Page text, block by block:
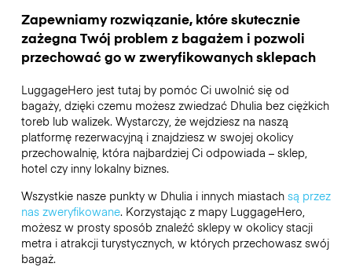
Zapewniamy rozwiązanie, które skutecznie
zażegna Twój problem z bagażem i pozwoli
przechować go w zweryfikowanych sklepach
LuggageHero jest tutaj by pomóc Ci uwolnić się od
bagaży, dzięki czemu możesz zwiedzać Dhulia bez ciężkich
toreb lub walizek. Wystarczy, że wejdziesz na naszą
platformę rezerwacyjną i znajdziesz w swojej okolicy
przechowalnię, która najbardziej Ci odpowiada – sklep,
hotel czy inny lokalny biznes.
Wszystkie nasze punkty w Dhulia i innych miastach są przez
nas zweryfikowane. Korzystając z mapy LuggageHero,
możesz w prosty sposób znaleźć sklepy w okolicy stacji
metra i atrakcji turystycznych, w których przechowasz swój
bagaż.